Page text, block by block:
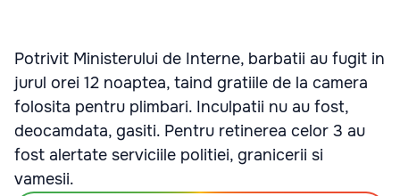
Potrivit Ministerului de Interne, barbatii au fugit in
jurul orei 12 noaptea, taind gratiile de la camera
folosita pentru plimbari. Inculpatii nu au fost,
deocamdata, gasiti. Pentru retinerea celor 3 au
fost alertate serviciile politiei, granicerii si
vamesii.